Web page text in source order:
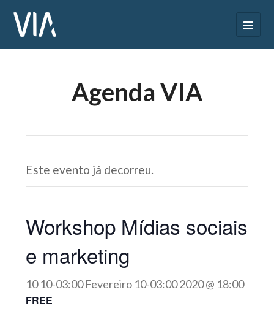
Agenda VIA
Este evento já decorreu.
Workshop Mídias sociais
e marketing
10 10-03:00 Fevereiro 10-03:00 2020 @ 18:00
FREE